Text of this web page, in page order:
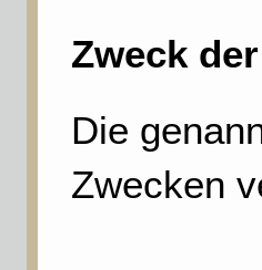
Zweck
Die
Zwecken